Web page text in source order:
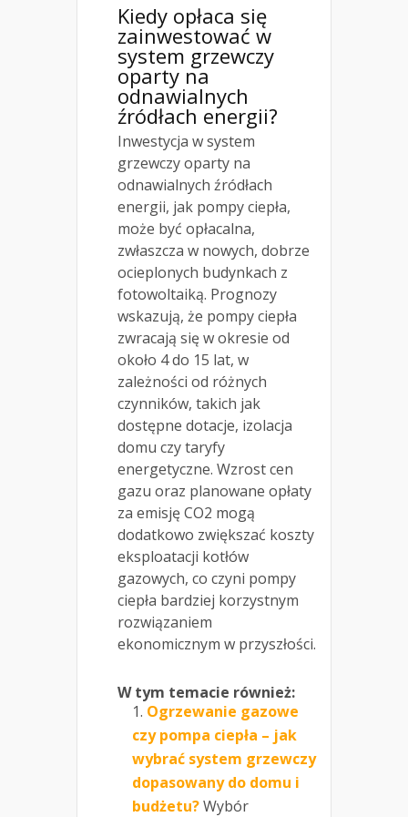
Kiedy opłaca się
zainwestować w
system grzewczy
oparty na
odnawialnych
źródłach energii?
Inwestycja w system
grzewczy oparty na
odnawialnych źródłach
energii, jak pompy ciepła,
może być opłacalna,
zwłaszcza w nowych, dobrze
ocieplonych budynkach z
fotowoltaiką. Prognozy
wskazują, że pompy ciepła
zwracają się w okresie od
około 4 do 15 lat, w
zależności od różnych
czynników, takich jak
dostępne dotacje, izolacja
domu czy taryfy
energetyczne. Wzrost cen
gazu oraz planowane opłaty
za emisję CO2 mogą
dodatkowo zwiększać koszty
eksploatacji kotłów
gazowych, co czyni pompy
ciepła bardziej korzystnym
rozwiązaniem
ekonomicznym w przyszłości.
W tym temacie również:
Ogrzewanie gazowe
czy pompa ciepła – jak
wybrać system grzewczy
dopasowany do domu i
budżetu?Wybór